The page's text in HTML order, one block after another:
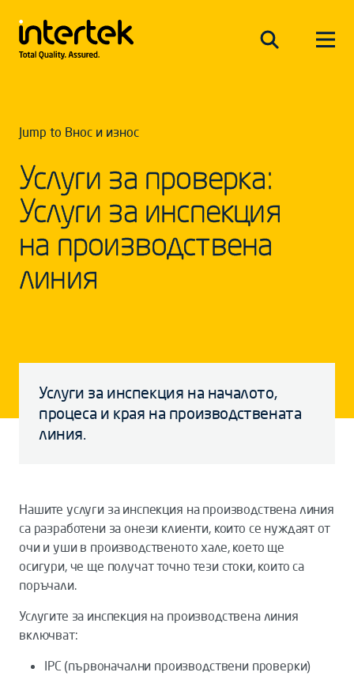
Jump to Внос и износ
Услуги за проверка:
Услуги за инспекция
на производствена
линия
Услуги за инспекция на началoтo,
процеса и края на производствената
линия.
Нашите услуги за инспекция на производствена линия
са разработени за онези клиенти, които се нуждаят от
очи и уши в производственoтo хале, коeто ще
осигури, че ще получат точно тези стоки, които са
поръчали.
Услугите за инспекция на производствена линия
включват:
IPC (първоначални производствени проверки)